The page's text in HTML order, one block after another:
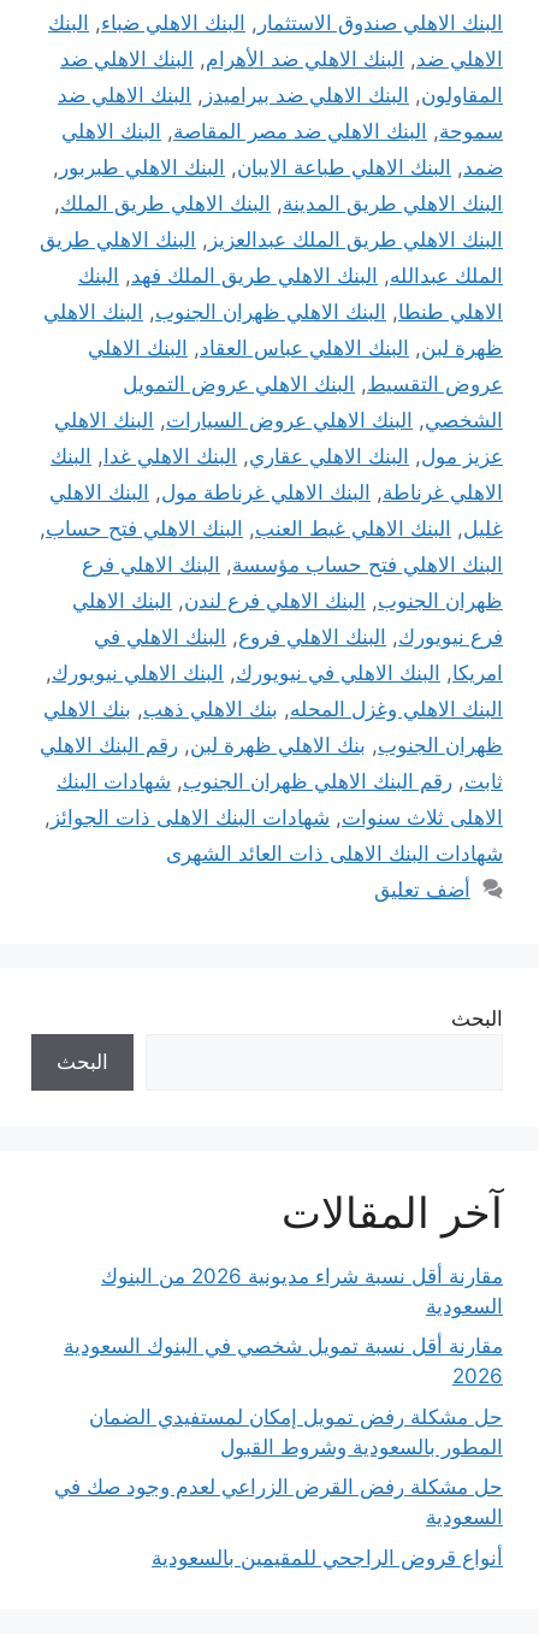
البنك الاهلي صندوق الاستثمار , البنك الاهلي ضباء, البنك
الاهلي ضد, البنك الاهلي ضد الأهرام, البنك الاهلي ضد
المقاولون, البنك الاهلي ضد بيراميدز , البنك الاهلي ضد
سموحة, البنك الاهلي ضد مصر المقاصة, البنك الاهلي
ضمد, البنك الاهلي طباعة الايبان, البنك الاهلي طبربور ,
البنك الاهلي طريق المدينة, البنك الاهلي طريق الملك,
البنك الاهلي طريق الملك عبدالعزيز , البنك الاهلي طريق
الملك عبدالله, البنك الاهلي طريق الملك فهد, البنك
الاهلي طنطا, البنك الاهلي ظهران الجنوب, البنك الاهلي
ظهرة لبن, البنك الاهلي عباس العقاد, البنك الاهلي
عروض التقسيط, البنك الاهلي عروض التمويل
الشخصي, البنك الاهلي عروض السيارات, البنك الاهلي
عزيز مول, البنك الاهلي عقاري, البنك الاهلي غدا, البنك
الاهلي غرناطة, البنك الاهلي غرناطة مول, البنك الاهلي
غليل, البنك الاهلي غيط العنب, البنك الاهلي فتح حساب,
البنك الاهلي فتح حساب مؤسسة, البنك الاهلي فرع
ظهران الجنوب, البنك الاهلي فرع لندن, البنك الاهلي
فرع نيويورك, البنك الاهلي فروع, البنك الاهلي في
امريكا, البنك الاهلي في نيويورك, البنك الاهلي نيويورك,
البنك الاهلي وغزل المحله, بنك الاهلي ذهب, بنك الاهلي
ظهران الجنوب, بنك الاهلي ظهرة لبن, رقم البنك الاهلي
ثابت, رقم البنك الاهلي ظهران الجنوب, شهادات البنك
الاهلى ثلاث سنوات, شهادات البنك الاهلى ذات الجوائز ,
شهادات البنك الاهلى ذات العائد الشهرى
أضف تعليق
البحث
البحث
آخر المقالات
مقارنة أقل نسبة شراء مديونية 2026 من البنوك
السعودية
مقارنة أقل نسبة تمويل شخصي في البنوك السعودية
2026
حل مشكلة رفض تمويل إمكان لمستفيدي الضمان
المطور بالسعودية وشروط القبول
حل مشكلة رفض القرض الزراعي لعدم وجود صك في
السعودية
أنواع قروض الراجحي للمقيمين بالسعودية